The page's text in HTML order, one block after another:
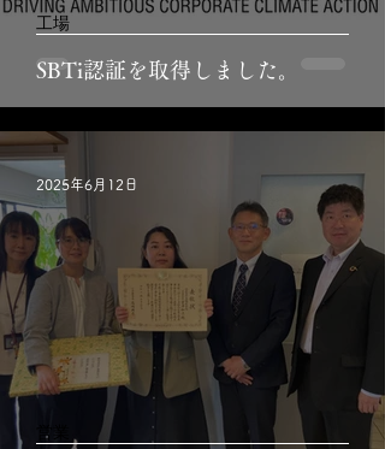
SBTi認証を取得しました。
工場
営業
2025年6月12日